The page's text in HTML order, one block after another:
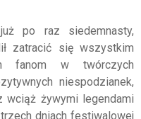
po raz siedemnasty,
zatracić się wszystkim
fanom w twórczych
niespodzianek,
żywymi legendami
dniach festiwalowej